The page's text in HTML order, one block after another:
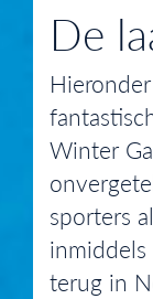
De
Winter
sporters
inmiddels
terug in